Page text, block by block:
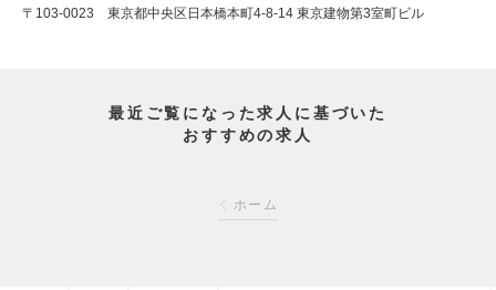
〒103-0023 東京都中央区日本橋本町4-8-14 東京建物第3室町ビル
最近ご覧になった求人に基づいた
おすすめの求人
ホーム